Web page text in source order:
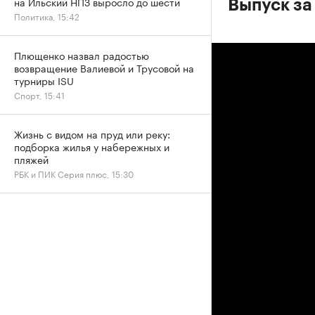
Выпуск
Политика, 15:42
Плющенко назвал радостью
возвращение Валиевой и Трусовой на
турниры ISU
Спорт, 15:41
Жизнь с видом на пруд или реку:
подборка жилья у набережных и
пляжей
РБК и ПИК Серия плюс, 15:30